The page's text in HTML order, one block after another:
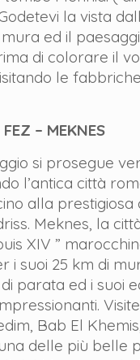
la vista
ed il
di colorare il
le
– MEKNES
si prosegue
l’antica città
alla prestigiosa
Meknes, la
XIV ”
i suoi 25 km di
parata ed i suoi
Bab El
delle più belle